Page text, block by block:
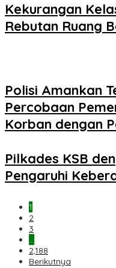
Kekurangan
Rebutan Ruang
Polisi Amankan
Percobaan
Korban dengan
Pilkades KSB
Pengaruhi
1
2
3
…
2,188
Berikutnya